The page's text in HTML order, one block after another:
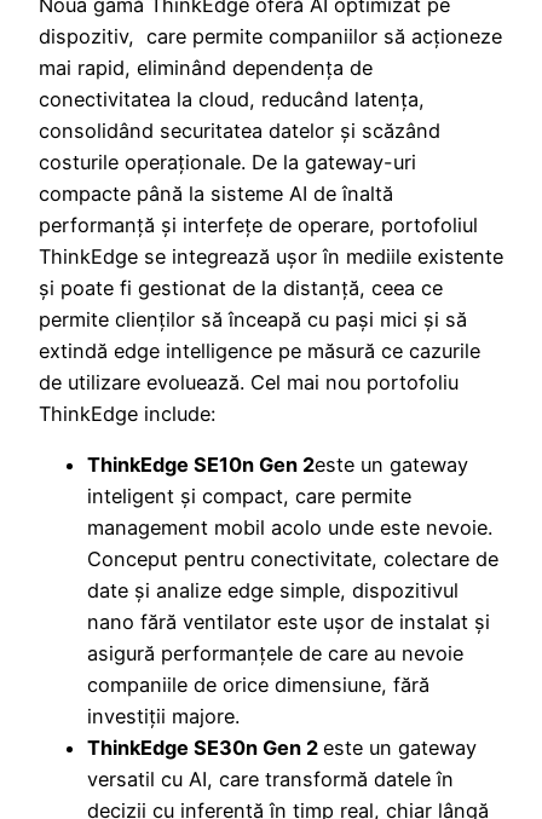
Noua gamă ThinkEdge oferă AI optimizat pe
dispozitiv, care permite companiilor să acționeze
mai rapid, eliminând dependența de
conectivitatea la cloud, reducând latența,
consolidând securitatea datelor și scăzând
costurile operaționale. De la gateway-uri
compacte până la sisteme AI de înaltă
performanță și interfețe de operare, portofoliul
ThinkEdge se integrează ușor în mediile existente
și poate fi gestionat de la distanță, ceea ce
permite clienților să înceapă cu pași mici și să
extindă edge intelligence pe măsură ce cazurile
de utilizare evoluează. Cel mai nou portofoliu
ThinkEdge include:
ThinkEdge SE10n Gen 2este un gateway
inteligent și compact, care permite
management mobil acolo unde este nevoie.
Conceput pentru conectivitate, colectare de
date și analize edge simple, dispozitivul
nano fără ventilator este ușor de instalat și
asigură performanțele de care au nevoie
companiile de orice dimensiune, fără
investiții majore.
ThinkEdge SE30n Gen 2 este un gateway
versatil cu AI, care transformă datele în
decizii cu inferență în timp real, chiar lângă